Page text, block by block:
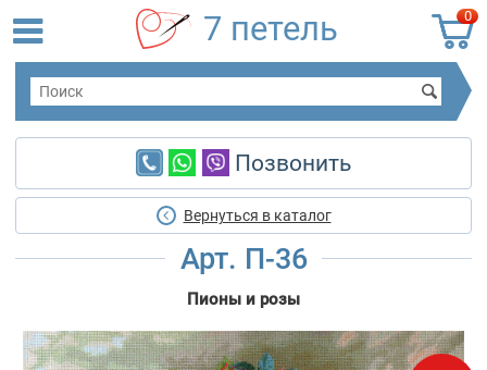
0
7 петель
Позвонить
Вернуться в каталог
Арт. П-36
Пионы и розы